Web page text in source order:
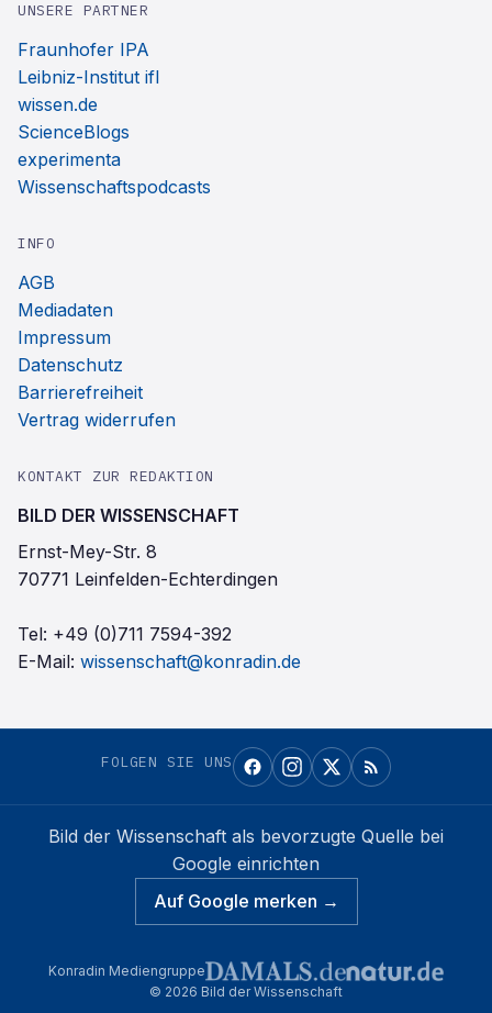
UNSERE PARTNER
Fraunhofer IPA
Leibniz-Institut ifl
wissen.de
ScienceBlogs
experimenta
Wissenschaftspodcasts
INFO
AGB
Mediadaten
Impressum
Datenschutz
Barrierefreiheit
Vertrag widerrufen
KONTAKT ZUR REDAKTION
BILD DER WISSENSCHAFT
Ernst-Mey-Str. 8
70771 Leinfelden-Echterdingen
Tel: +49 (0)711 7594-392
E-Mail: wissenschaft@konradin.de
FOLGEN SIE UNS
Bild der Wissenschaft als bevorzugte Quelle bei
Google einrichten
Auf Google merken →
Konradin Mediengruppe
© 2026 Bild der Wissenschaft